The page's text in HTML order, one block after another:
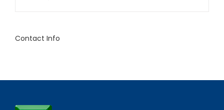
Contact Info